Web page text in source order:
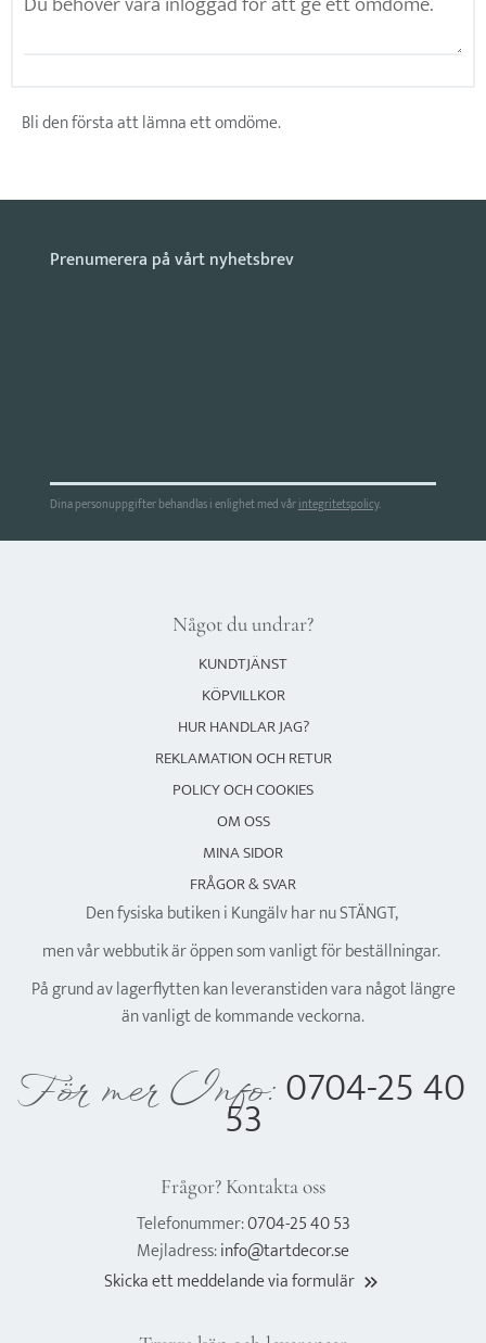
Bli den första att lämna ett omdöme.
Dina personuppgifter behandlas i enlighet med vårintegritetspolicy.
Något du undrar?
KUNDTJÄNST
KÖPVILLKOR
HUR HANDLAR JAG?
REKLAMATION OCH RETUR
POLICY OCH COOKIES
OM OSS
MINA SIDOR
FRÅGOR & SVAR
Den fysiska butiken i Kungälv har nu STÄNGT,
men vår webbutik är öppen som vanligt för beställningar.
På grund av lagerflytten kan leveranstiden vara något längre
än vanligt de kommande veckorna.
För mer Info: 0704-25 40
53
Frågor? Kontakta oss
Telefonummer:0704-25 40 53
Mejladress:info@tartdecor.se
Skicka ett meddelande via formulär keyboard_double_arrow_right